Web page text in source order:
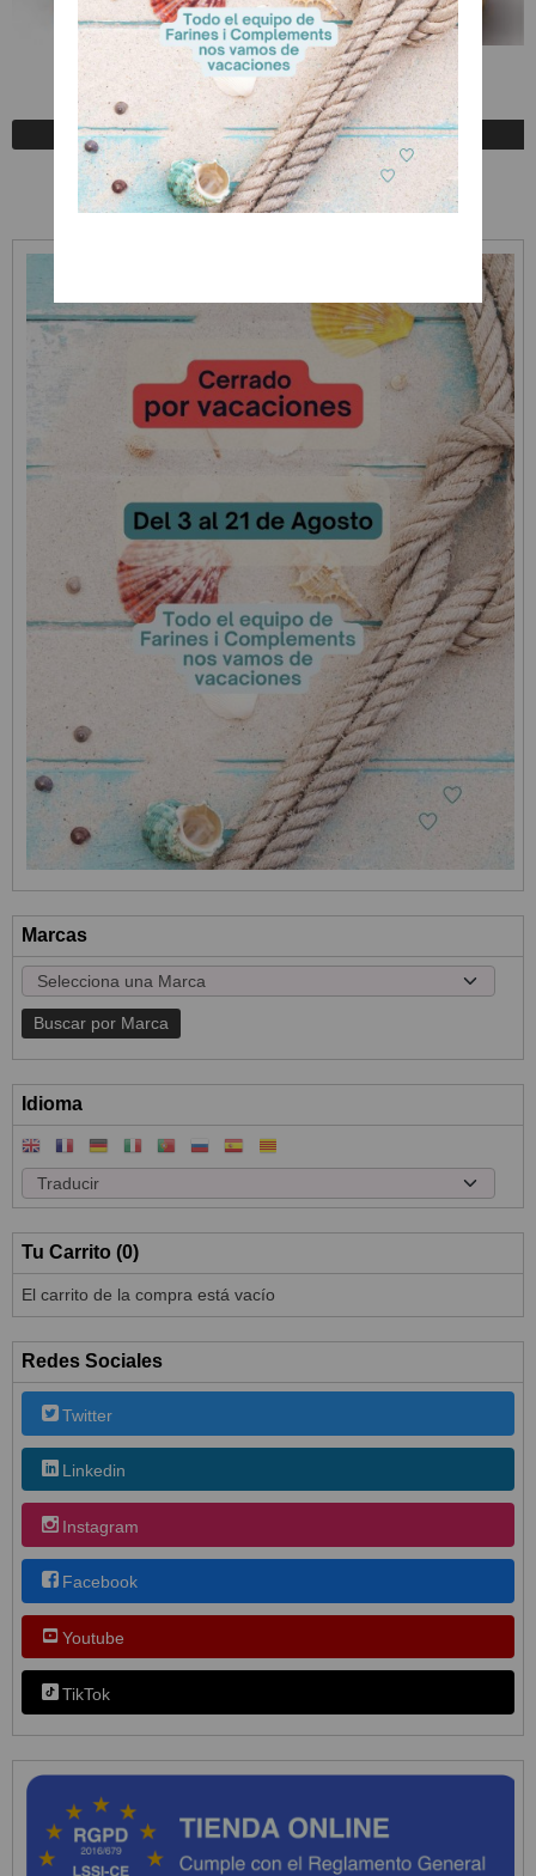
Marcas
Idioma
Tu Carrito (0)
El carrito de la compra está vacío
Redes Sociales
Twitter
Linkedin
Instagram
Facebook
Youtube
TikTok
​Cobertura Succ.COB912
A Consultar
Registrarse para comprar